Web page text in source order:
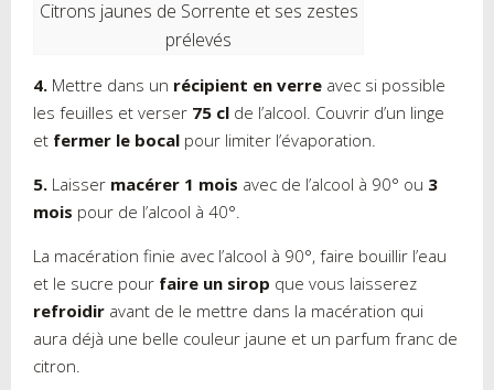
Citrons jaunes de Sorrente et ses zestes
prélevés
4. Mettre dans un récipient en verre avec si possible
les feuilles et verser 75 cl de l’alcool. Couvrir d’un linge
et fermer le bocal pour limiter l’évaporation.
5. Laisser macérer 1 mois avec de l’alcool à 90° ou 3
mois pour de l’alcool à 40°.
La macération finie avec l’alcool à 90°, faire bouillir l’eau
et le sucre pour faire un sirop que vous laisserez
refroidir avant de le mettre dans la macération qui
aura déjà une belle couleur jaune et un parfum franc de
citron.